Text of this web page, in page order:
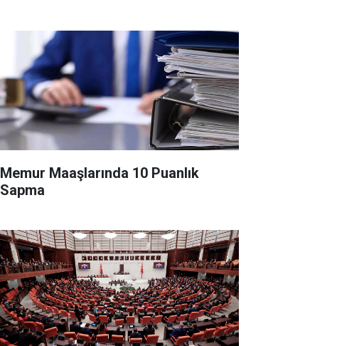
Memur Maaşlarında 10 Puanlık
Sapma